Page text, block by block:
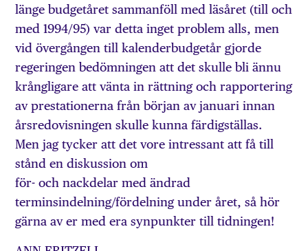
länge budgetåret sammanföll med läsåret (till och
med 1994/95) var detta inget problem alls, men
vid övergången till kalenderbudgetår gjorde
regeringen bedömningen att det skulle bli ännu
krångligare att vänta in rättning och rapportering
av prestationerna från början av januari innan
årsredovisningen skulle kunna färdigställas.
Men jag tycker att det vore intressant att få till
stånd en diskussion om
för- och nackdelar med ändrad
terminsindelning/fördelning under året, så hör
gärna av er med era synpunkter till tidningen!